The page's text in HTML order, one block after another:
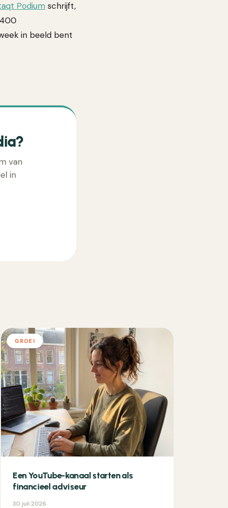
Podium schrijft,
in beeld bent
van
in
GROEI
Een YouTube-kanaal starten als
financieel adviseur
30 juli 2026